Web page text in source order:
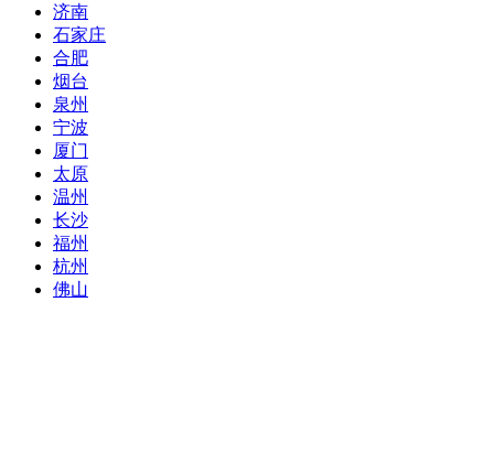
济南
石家庄
合肥
烟台
泉州
宁波
厦门
太原
温州
长沙
福州
杭州
佛山